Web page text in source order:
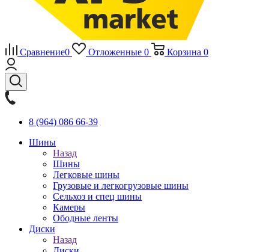
Сравнение0 Отложенные 0 Корзина 0
8 (964) 086 66-39
Шины
Назад
Шины
Легковые шины
Грузовые и легкогрузовые шины
Сельхоз и спец шины
Камеры
Ободные ленты
Диски
Назад